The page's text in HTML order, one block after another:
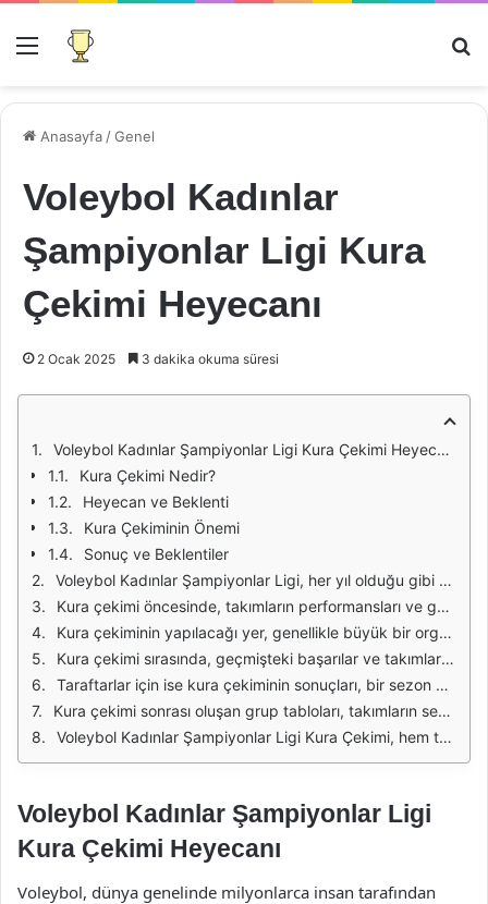
Menü
Anasayfa /Genel
Voleybol Kadınlar
Şampiyonlar Ligi Kura
Çekimi Heyecanı
2 Ocak 2025 3 dakika okuma süresi
Voleybol Kadınlar Şampiyonlar Ligi Kura Çekimi Heyecanı
Kura Çekimi Nedir?
Heyecan ve Beklenti
Kura Çekiminin Önemi
Sonuç ve Beklentiler
Voleybol Kadınlar Şampiyonlar Ligi, her yıl olduğu gibi bu yıl da büyük bir heyecanla bekleniyor. Takımlar, Avrupa'nın en prestijli kulüp organizasyonunda yer almak için mücadele ederken, kura çekimi süreci de dikkatle takip ediliyor. Taraftarlar, kendi takımlarının hangi grupta yer alacağını ve rakiplerinin kim olacağını öğrenmek için sabırsızlanıyor. Bu çekiliş, sadece takımlar için değil, aynı zamanda voleybol severler için de büyük bir olay haline gelmiştir.
Kura çekimi öncesinde, takımların performansları ve geçmişteki başarıları, kura çekiminde belirleyici faktörler arasında yer alıyor. Her takım, grup aşamasında en iyi performansı sergileyerek bir üst tura geçmeyi hedefliyor. Bu nedenle, kura çekimi sonrasında takımların hazırlık süreçleri de hız kazanıyor. Antrenörler, rakiplerini analiz etmek ve stratejiler geliştirmek için yoğun bir şekilde çalışıyor.
Kura çekiminin yapılacağı yer, genellikle büyük bir organizasyon alanı veya spor salonu olarak seçiliyor. Medya mensupları, sporcular ve kulüp temsilcileri, bu önemli anı yerinde takip etmek için bir araya geliyor. Kura çekiminde, belirli bir format izleniyor ve bu format, izleyicilere büyük bir heyecan sunuyor. Takımların isimlerinin anons edilmesi, her bir grup kurası çekilirken büyük bir coşku yaratıyor.
Kura çekimi sırasında, geçmişteki başarılar ve takımların uluslararası arenadaki konumları hakkında bilgiler de veriliyor. Bu bilgiler, izleyicilerin ve taraftarların takımları hakkında daha fazla bilgi edinmelerini sağlıyor. Voleybol Kadınlar Şampiyonlar Ligi, sadece bir spor etkinliği olmanın ötesinde, Avrupa'nın en iyi kulüplerinin bir araya geldiği bir platform haline geliyor.
Taraftarlar için ise kura çekiminin sonuçları, bir sezon boyunca takımlarının performansını etkileyen önemli bir faktör. Hangi takımlarla eşleşeceklerini öğrenen taraftarlar, sosyal medyada yorumlar yaparak heyecanlarını paylaşıyor. Bu etkileşim, voleybol camiasındaki kaynaşmayı artırıyor ve takımlarına olan desteklerini pekiştiriyor.
Kura çekimi sonrası oluşan grup tabloları, takımların sezon boyunca hangi takımlarla karşılaşacaklarını net bir şekilde gösteriyor. Her grup, zorlu mücadelelere ev sahipliği yapacak ve takımlar, gruplarında liderlik için kıyasıya bir mücadele verecek. Bu durum, voleybolun heyecanını artırarak izleyiciler için eşsiz anlar yaratıyor.
Voleybol Kadınlar Şampiyonlar Ligi Kura Çekimi, hem takımlar hem de taraftarlar için önemli bir dönüm noktasıdır. Herkes, büyük bir merakla kura çekimini bekliyor ve sonuçların ne olacağını tahmin etmeye çalışıyor. Bu heyecan, voleybolseverlerin sporun büyüsüne olan bağlılıklarını bir kez daha ortaya koyuyor.
Voleybol Kadınlar Şampiyonlar Ligi
Kura Çekimi Heyecanı
Voleybol, dünya genelinde milyonlarca insan tarafından